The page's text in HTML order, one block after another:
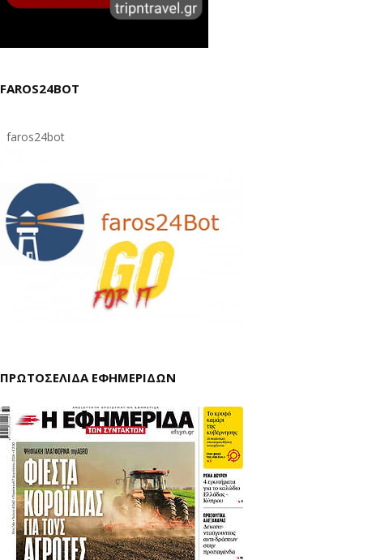
FAROS24BOT
faros24bot
ΠΡΩΤΟΣΕΛΙΔΑ ΕΦΗΜΕΡΙΔΩΝ